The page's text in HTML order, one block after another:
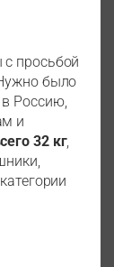
просьбой
было
в Россию,
и
32 кг,